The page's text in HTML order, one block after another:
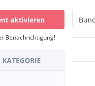
aktivieren
Benachrichtigung!